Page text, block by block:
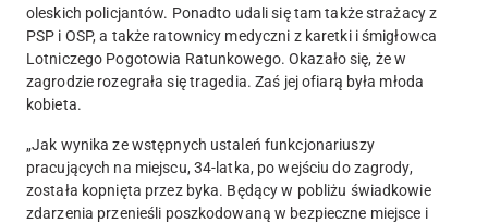
oleskich policjantów. Ponadto udali się tam także strażacy z
PSP i OSP, a także ratownicy medyczni z karetki i śmigłowca
Lotniczego Pogotowia Ratunkowego. Okazało się, że w
zagrodzie rozegrała się tragedia. Zaś jej ofiarą była młoda
kobieta.
„Jak wynika ze wstępnych ustaleń funkcjonariuszy
pracujących na miejscu, 34-latka, po wejściu do zagrody,
została kopnięta przez byka. Będący w pobliżu świadkowie
zdarzenia przenieśli poszkodowaną w bezpieczne miejsce i